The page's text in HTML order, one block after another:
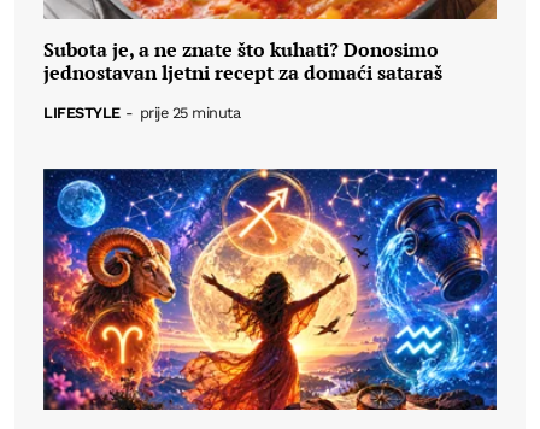
Subota je, a ne znate što kuhati? Donosimo
jednostavan ljetni recept za domaći sataraš
LIFESTYLE - prije 25 minuta